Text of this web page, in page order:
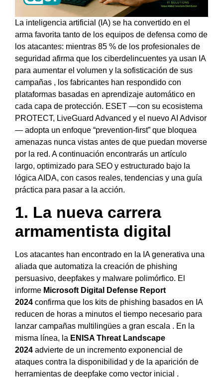
La inteligencia artificial (IA) se ha convertido en el
arma favorita tanto de los equipos de defensa como de
los atacantes: mientras 85 % de los profesionales de
seguridad afirma que los ciberdelincuentes ya usan IA
para aumentar el volumen y la sofisticación de sus
campañas , los fabricantes han respondido con
plataformas basadas en aprendizaje automático en
cada capa de protección. ESET —con su ecosistema
PROTECT, LiveGuard Advanced y el nuevo AI Advisor
— adopta un enfoque “prevention-first” que bloquea
amenazas nunca vistas antes de que puedan moverse
por la red. A continuación encontrarás un artículo
largo, optimizado para SEO y estructurado bajo la
lógica AIDA, con casos reales, tendencias y una guía
práctica para pasar a la acción.
1. La nueva carrera
armamentista digital
Los atacantes han encontrado en la IA generativa una
aliada que automatiza la creación de phishing
persuasivo, deepfakes y malware polimórfico. El
informe Microsoft Digital Defense Report
2024 confirma que los kits de phishing basados en IA
reducen de horas a minutos el tiempo necesario para
lanzar campañas multilingües a gran escala . En la
misma línea, la ENISA Threat Landscape
2024 advierte de un incremento exponencial de
ataques contra la disponibilidad y de la aparición de
herramientas de deepfake como vector inicial .